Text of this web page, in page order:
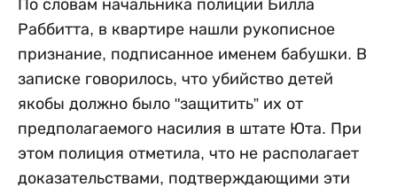
По словам начальника полиции Билла
Раббитта, в квартире нашли рукописное
признание, подписанное именем бабушки. В
записке говорилось, что убийство детей
якобы должно было "защитить” их от
предполагаемого насилия в штате Юта. При
этом полиция отметила, что не располагает
доказательствами, подтверждающими эти